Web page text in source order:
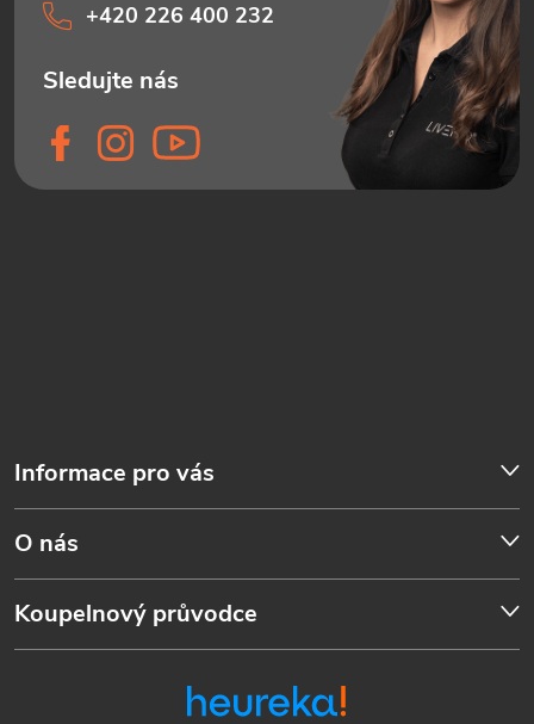
Informace pro vás
O nás
Koupelnový průvodce
+420 226 400 232